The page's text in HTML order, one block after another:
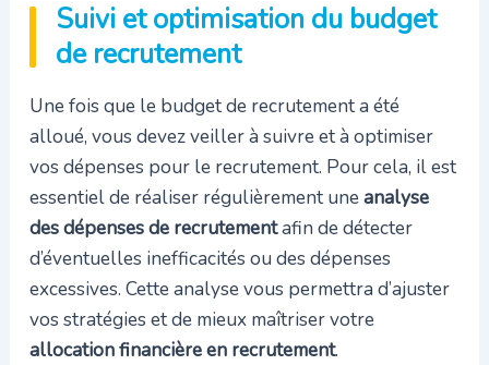
Suivi et optimisation du budget
de recrutement
Une fois que le budget de recrutement a été
alloué, vous devez veiller à suivre et à optimiser
vos dépenses pour le recrutement. Pour cela, il est
essentiel de réaliser régulièrement uneanalyse
des dépenses de recrutementafin de détecter
d’éventuelles inefficacités ou des dépenses
excessives. Cette analyse vous permettra d’ajuster
vos stratégies et de mieux maîtriser votre
allocation financière en recrutement.